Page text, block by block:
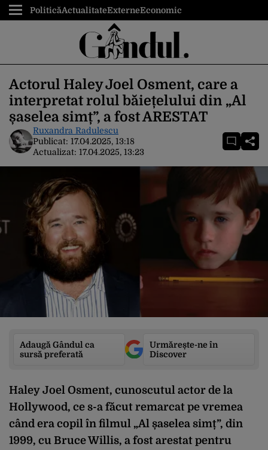
PoliticăActualitateExterneEconomic
Actorul Haley Joel Osment, care a
interpretat rolul băiețelului din „Al
șaselea simț”, a fost ARESTAT
Ruxandra Radulescu
Publicat: 17.04.2025, 13:18
Actualizat: 17.04.2025, 13:23
Adaugă Gândul ca
sursă preferată
Urmărește-ne în
Discover
Haley Joel Osment, cunoscutul actor de la
Hollywood, ce s-a făcut remarcat pe vremea
când era copil în filmul „Al șaselea simț”, din
1999, cu Bruce Willis, a fost arestat pentru